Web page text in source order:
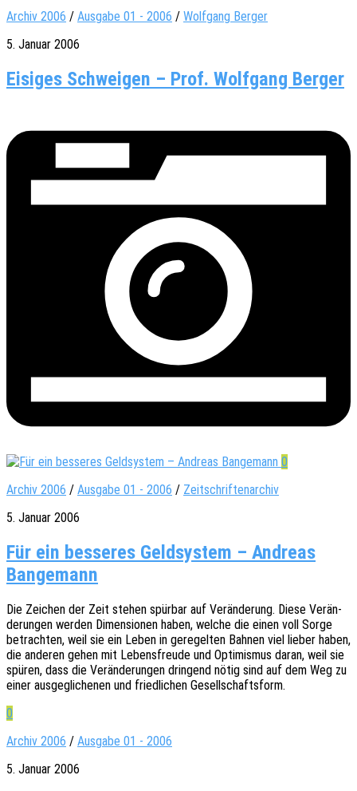
Archiv 2006 / Ausgabe 01 - 2006 / Wolfgang Berger
5. Januar 2006
Eisiges Schweigen – Prof. Wolfgang Berger
0
Archiv 2006 / Ausgabe 01 - 2006 / Zeitschriftenarchiv
5. Januar 2006
Für ein besseres Geldsystem – Andreas
Bangemann
Die Zeichen der Zeit stehen spür­bar auf Verän­de­rung. Diese Verän­
de­run­gen werden Dimen­sio­nen haben, welche die einen voll Sorge
betrach­ten, weil sie ein Leben in gere­gel­ten Bahnen viel lieber haben,
die ande­ren gehen mit Lebens­freu­de und Opti­mis­mus daran, weil sie
spüren, dass die Verän­de­run­gen drin­gend nötig sind auf dem Weg zu
einer ausge­gli­che­nen und fried­li­chen Gesellschaftsform.
0
Archiv 2006 / Ausgabe 01 - 2006
5. Januar 2006